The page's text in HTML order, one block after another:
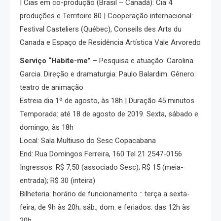
| Cias em co-produção (Brasil – Canadá): Cia 4
produções e Territoire 80 | Cooperação internacional:
Festival Casteliers (Québec), Conseils des Arts du
Canada e Espaço de Residência Artística Vale Arvoredo
Serviço “Habite-me” – Pesquisa e atuação: Carolina
Garcia. Direção e dramaturgia: Paulo Balardim. Gênero:
teatro de animação
Estreia dia 1º de agosto, às 18h | Duração 45 minutos
Temporada: até 18 de agosto de 2019. Sexta, sábado e
domingo, às 18h
Local: Sala Multiuso do Sesc Copacabana
End: Rua Domingos Ferreira, 160 Tel 21 2547-0156
Ingressos: R$ 7,50 (associado Sesc); R$ 15 (meia-
entrada); R$ 30 (inteira)
Bilheteria: horário de funcionamento :: terça a sexta-
feira, de 9h às 20h; sáb., dom. e feriados: das 12h às